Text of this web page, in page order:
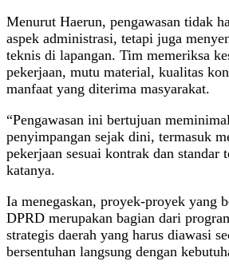
Menurut Haerun, pengawasan tidak
aspek administrasi, tetapi juga
teknis di lapangan. Tim memeriksa
pekerjaan, mutu material, kualitas
manfaat yang diterima masyarakat.
“Pengawasan ini bertujuan
penyimpangan sejak dini, termasuk
pekerjaan sesuai kontrak dan standar
katanya.
Ia menegaskan, proyek-proyek yang
DPRD merupakan bagian dari
strategis daerah yang harus diawasi
bersentuhan langsung dengan